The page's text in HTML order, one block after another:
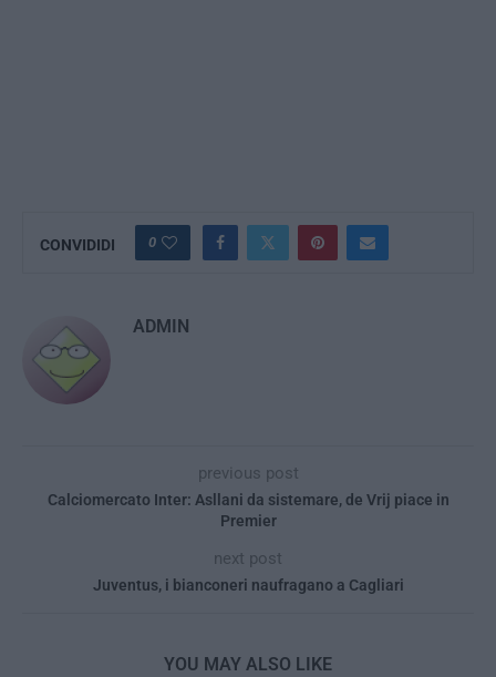
CONVIDIDI 0
ADMIN
previous post
Calciomercato Inter: Asllani da sistemare, de Vrij piace in
Premier
next post
Juventus, i bianconeri naufragano a Cagliari
YOU MAY ALSO LIKE